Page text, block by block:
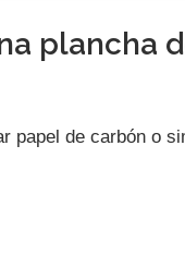
plancha
papel de carbón o